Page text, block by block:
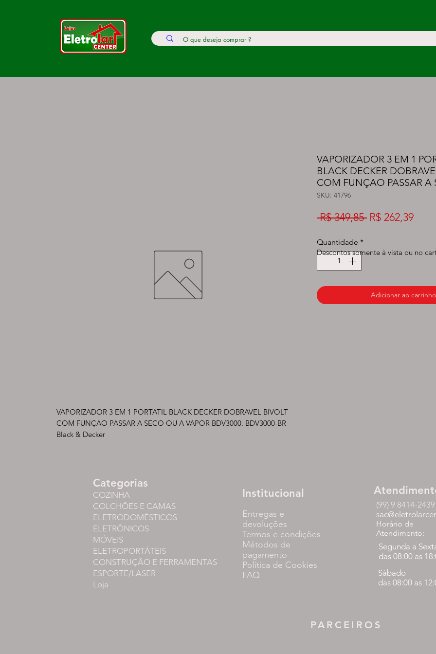
VAPORIZADOR 3 EM 1 PORTATIL BLACK DECKER DOBRAVEL BIVOLT
COM FUNÇAO PASSAR A SECO OU A VAPOR BDV3000. BDV3000-BR
Black & Decker
VAPORIZADOR 3 EM 1
BLACK DECKER
COM FUNÇAO PASSAR A
SKU: 41796
R$ 349,85 Preço
R$ 262,39Preço
Quantidade *
Adicionar ao carrinho
Descontos somente à vista ou no
Categorias
COZINHA
COLCHÕES E CAMAS
ELETRODOMÉSTICOS
ELETRÔNICOS
MÓVEIS
ELETROPORTÁTEIS
CONSTRUÇÃO E FERRAMENTAS
ESPORTE/LASER
Loja
Institucional
Entregas e
devoluções
Termos e condições
Métodos de
pagamento
Política de Cookies
FAQ
(99) 9 8414-2439
Horário de
Atendimento:
Segunda a
das 08:00 as
Sábado
das 08:00 as
PARCEIROS